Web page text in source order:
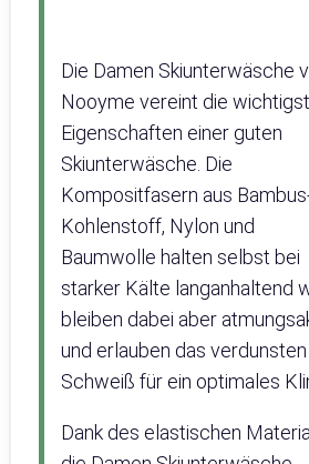
Die Damen Skiunterwäsche
Nooyme vereint die
Eigenschaften einer guten
Skiunterwäsche. Die
Kompositfasern aus
Kohlenstoff, Nylon und
Baumwolle halten selbst bei
starker Kälte langanhaltend
bleiben dabei aber
und erlauben das
Schweiß für ein optimales
Dank des elastischen